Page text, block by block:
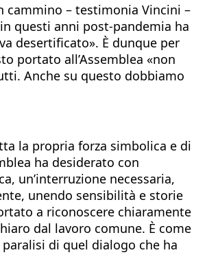
cammino – testimonia Vincini –
questi anni post-pandemia ha
desertificato». È dunque per
portato all’Assemblea «non
Anche su questo dobbiamo
la propria forza simbolica e di
ha desiderato con
un’interruzione necessaria,
unendo sensibilità e storie
a riconoscere chiaramente
dal lavoro comune. È come
di quel dialogo che ha